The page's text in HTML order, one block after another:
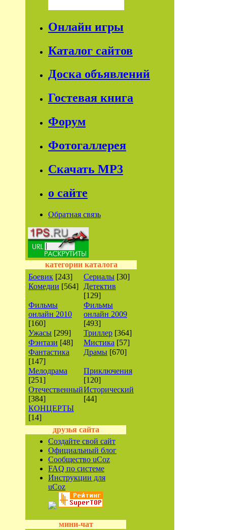
Онлайн игры
Каталог сайтов
Доска объявлений
Гостевая книга
Форум
Фотогаллерея
Скачать МР3
о сайте
Обратная связь
категории каталога
Боевик [243] Сериалы [30]
Комедии [564]
Детектив
[129]
Фильмы
онлайн 2010
[160]
Фильмы
онлайн 2009
[493]
Ужасы [299] Триллер [364]
Фэнтази [48] Мистика [57]
Фантастика
[147]
Драмы [670]
Мелодрама
[251]
Приключения
[120]
Отечественный
[384]
Исторический
[44]
КОНЦЕРТЫ
[14]
друзья сайта
Создайте свой сайт
Официальный блог
Сообщество uCoz
FAQ по системе
Инструкции для
uCoz
мини-чат